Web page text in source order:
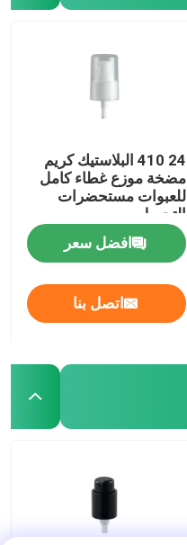
24 410 البلاستيك كريم
مضخة موزع غطاء كامل
للعبوات مستحضرات
التجميل
افضل سعر
اتصل بنا